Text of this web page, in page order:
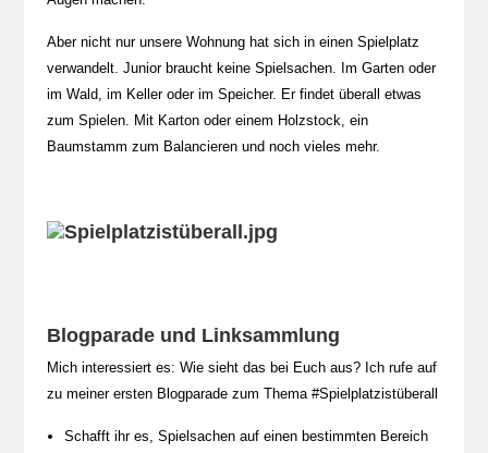
Aber nicht nur unsere Wohnung hat sich in einen Spielplatz
verwandelt. Junior braucht keine Spielsachen. Im Garten oder
im Wald, im Keller oder im Speicher. Er findet überall etwas
zum Spielen. Mit Karton oder einem Holzstock, ein
Baumstamm zum Balancieren und noch vieles mehr.
Blogparade und Linksammlung
Mich interessiert es: Wie sieht das bei Euch aus? Ich rufe auf
zu meiner ersten Blogparade zum Thema #Spielplatzistüberall
Schafft ihr es, Spielsachen auf einen bestimmten Bereich